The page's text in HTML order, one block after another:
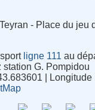
- Place du jeu
ligne 111 au
G. Pompidou
| Longitude